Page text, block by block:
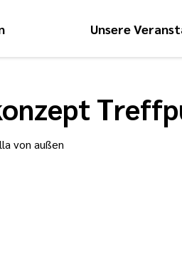
Unsere